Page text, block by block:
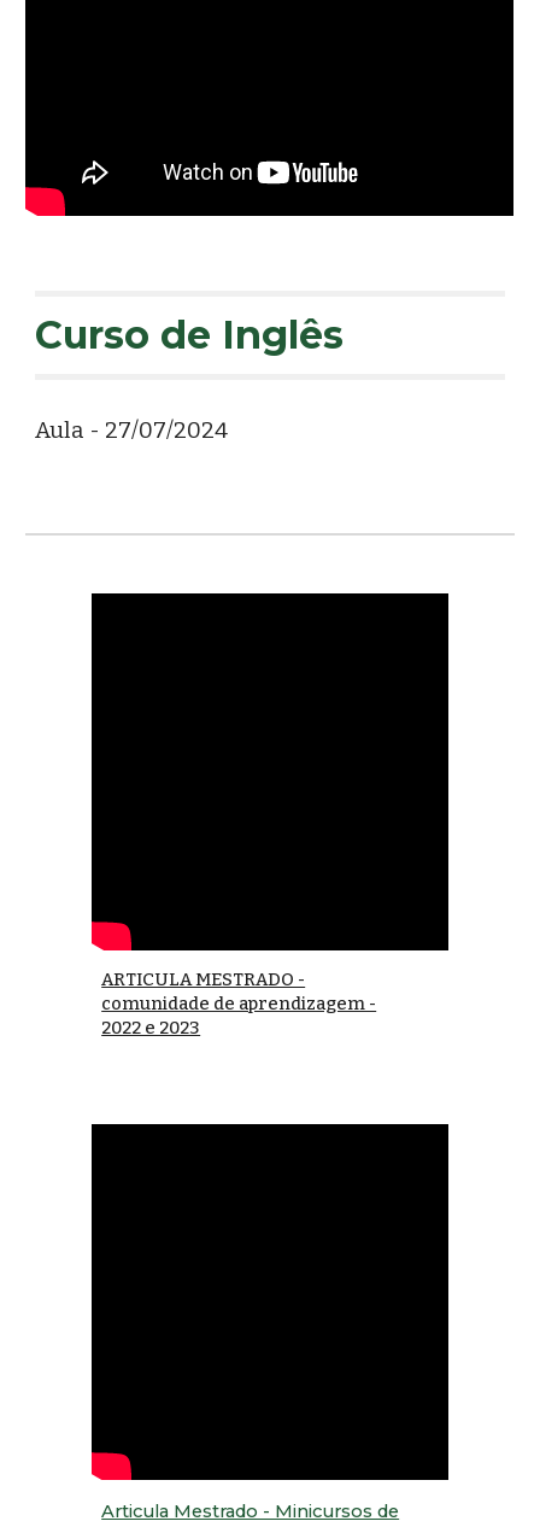
Curso de Inglês
Aula - 27/07/2024
ARTICULA MESTRADO -
comunidade de aprendizagem -
2022 e 2023
Articula Mestrado - Minicursos de